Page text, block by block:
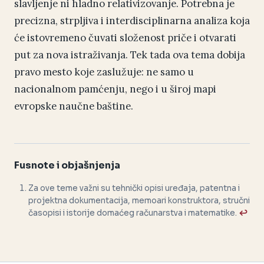
slavljenje ni hladno relativizovanje. Potrebna je
precizna, strpljiva i interdisciplinarna analiza koja
će istovremeno čuvati složenost priče i otvarati
put za nova istraživanja. Tek tada ova tema dobija
pravo mesto koje zaslužuje: ne samo u
nacionalnom pamćenju, nego i u široj mapi
evropske naučne baštine.
Fusnote i objašnjenja
Za ove teme važni su tehnički opisi uređaja, patentna i
projektna dokumentacija, memoari konstruktora, stručni
časopisi i istorije domaćeg računarstva i matematike. ↩